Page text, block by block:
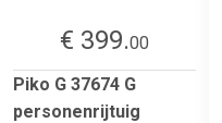
€ 399.00
Piko G 37674 G
personenrijtuig